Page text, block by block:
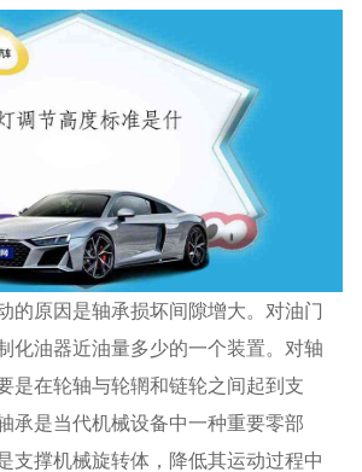
的原因是轴承损坏间隙增大。对油门
化油器近油量多少的一个装置。对轴
是在轮轴与轮辋和链轮之间起到支
承是当代机械设备中一种重要零部
支撑机械旋转体，降低其运动过程中